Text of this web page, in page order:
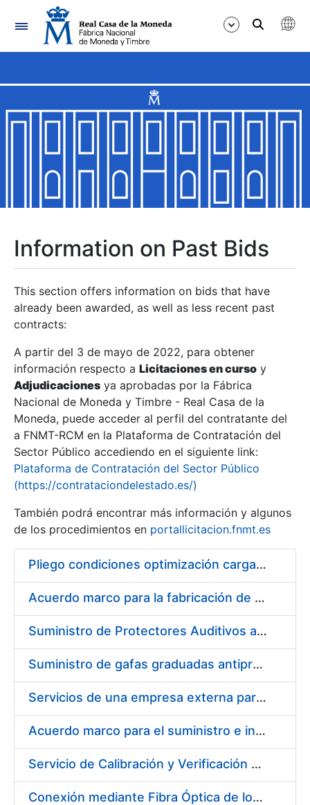
Navigation
Show/Hide
Show/Hide
Show/Hide
Show/Hide
Show/Hide
Show/Hide
Information on Past Bids
This section offers information on bids that have
already been awarded, as well as less recent past
contracts:
A partir del 3 de mayo de 2022, para obtener
información respecto a Licitaciones en curso y
Adjudicaciones ya aprobadas por la Fábrica
Nacional de Moneda y Timbre - Real Casa de la
Moneda, puede acceder al perfil del contratante del
a FNMT-RCM en la Plataforma de Contratación del
Sector Público accediendo en el siguiente link:
Plataforma de Contratación del Sector Público
(https://contrataciondelestado.es/)
También podrá encontrar más información y algunos
de los procedimientos en portallicitacion.fnmt.es
Pliego condiciones optimización cargas compras firmado
Acuerdo marco para la fabricación de piezas
Suministro de Protectores Auditivos a medida para las personas trabajadoras de los Centros de Trabajo de Madrid y Burgos
Suministro de gafas graduadas antiproyecciones para los trabajadores de la FNMT-RCM en los centros de trabajo de Madrid y Burgos
Servicios de una empresa externa para el asesoramiento y resolución de los recursos de alzada que se presentan relacionados con procesos de selección para la FNMT-RCM
Acuerdo marco para el suministro e instalación de persianas, estores y otros complementos
Servicio de Calibración y Verificación Externa de los Equipos de Medición del Servicio de Prevención de la FNMT-RCM
Conexión mediante Fibra Óptica de los Centros de Proceso de Datos (CPDs) de las sedes de la FNMT-RCM de Burgos y Madrid